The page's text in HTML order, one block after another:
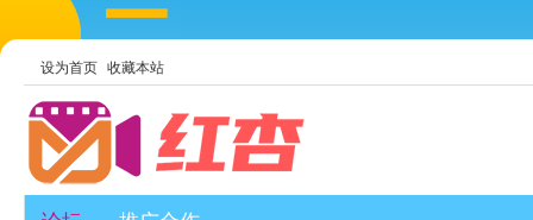
设为首页 收藏本站